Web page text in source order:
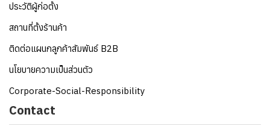
ประวัติผู้ก่อตั้ง
สถานที่ตั้งร้านค้า
ติดต่อแผนกลูกค้าสัมพันธ์ B2B
นโยบายความเป็นส่วนตัว
Corporate-Social-Responsibility
Contact